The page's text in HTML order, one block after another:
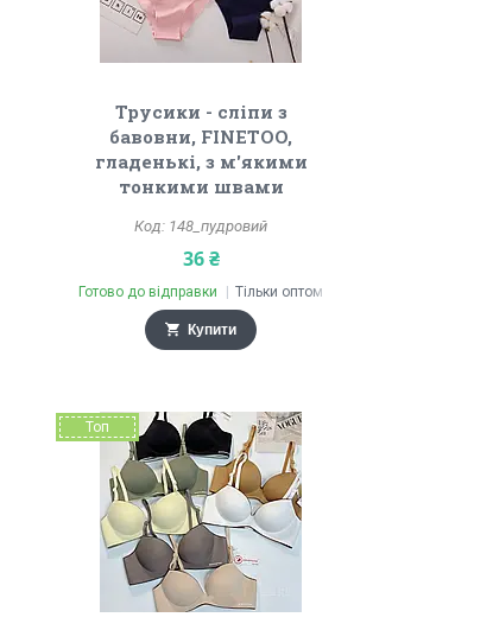
Трусики - сліпи з
бавовни, FINETOO,
гладенькі, з м'якими
тонкими швами
148_пудровий
36 ₴
Готово до відправки Тільки оптом
Купити
Топ